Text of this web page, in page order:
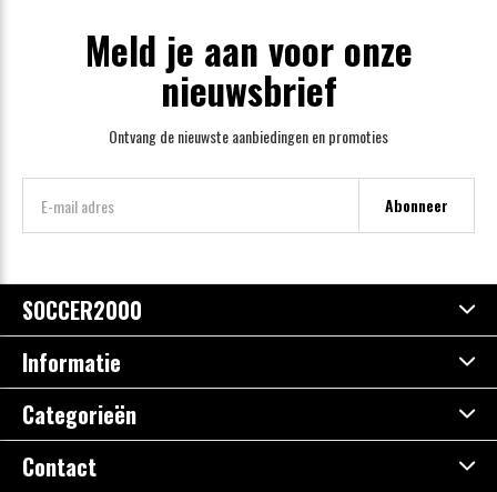
Meld je aan voor onze
nieuwsbrief
Ontvang de nieuwste aanbiedingen en promoties
Abonneer
SOCCER2000
Informatie
Categorieën
Contact